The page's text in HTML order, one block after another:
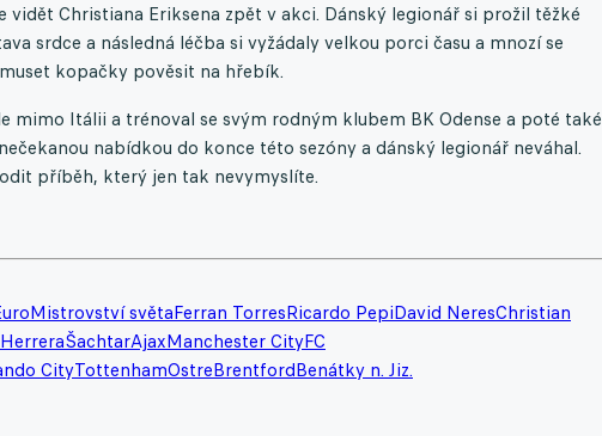
Christiana Eriksena zpět v akci. Dánský legionář si prožil těžké
srdce a následná léčba si vyžádaly velkou porci času a mnozí se
kopačky pověsit na hřebík.
mimo Itálii a trénoval se svým rodným klubem BK Odense a poté také
nabídkou do konce této sezóny a dánský legionář neváhal.
příběh, který jen tak nevymyslíte.
Mistrovství světaFerran TorresRicardo PepiDavid NeresChristian
ŠachtarAjaxManchester CityFC
CityTottenhamOstreBrentfordBenátky n. Jiz.